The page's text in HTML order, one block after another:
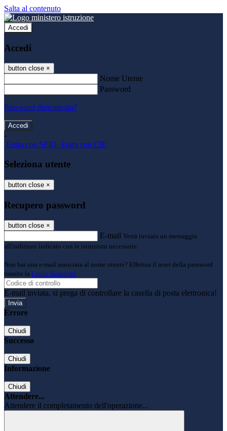
Salta al contenuto
Accedi
Accedi
button close ×
Nome Utente
Password
Password dimenticata?
-
Entra con SPID Entra con CIE
Seleziona utente
button close ×
Recupero password
button close ×
E-mail Verrà inviato un messaggio
all'indirizzo indicato con le istruzioni necessarie.
Non hai una e-mail associata al nome utente? Effettua il reset della password
tramite la Login Spaggiari
E-mail inviata, si prega di controllare la casella di posta elettronica!
Errore
Chiudi
Successo
Chiudi
Informazione
Chiudi
Attendere...
Attendere il completamento dell'operazione...